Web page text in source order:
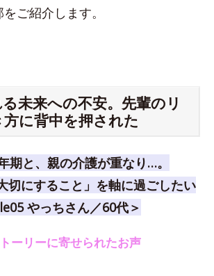
ご紹介します。
未来への不安。先輩のリ
に背中を押された
期と、親の介護が重なり…。
切にすること」を軸に過ごしたい
やっちさん／60代＞
ーリーに寄せられたお声